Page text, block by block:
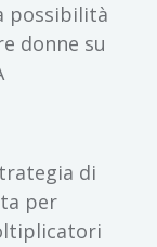
possibilità
donne su
di
per